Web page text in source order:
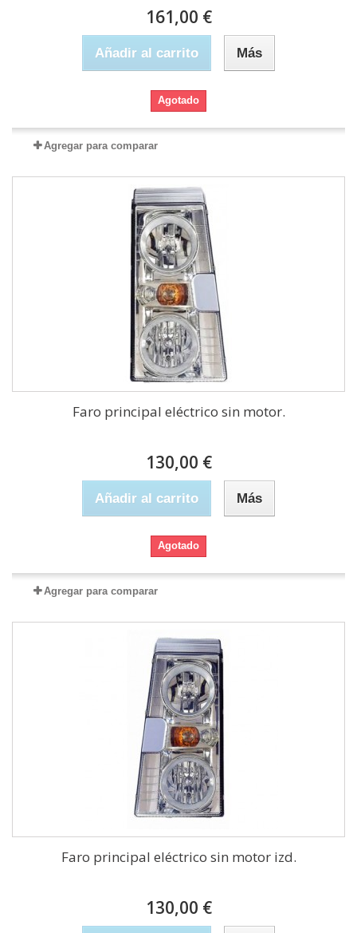
161,00 €
Añadir al carrito Más
Agotado
Agregar para comparar
Faro principal eléctrico sin motor.
130,00 €
Añadir al carrito Más
Agotado
Agregar para comparar
Faro principal eléctrico sin motor izd.
130,00 €